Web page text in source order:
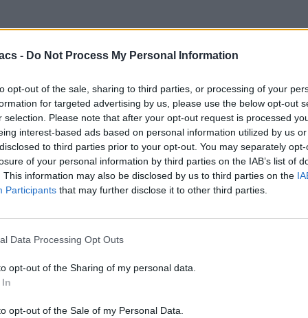
- Do Not Process My Personal Information
opt-out of the sale, sharing to third parties, or processing of your
for targeted advertising by us, please use the below opt-out
selection. Please note that after your opt-out request is processed
interest-based ads based on personal information utilized by us
to third parties prior to your opt-out. You may separately
of your personal information by third parties on the IAB’s list of
This information may also be disclosed by us to third parties on the
Participants that may further disclose it to other third parties.
Data Processing Opt Outs
opt-out of the Sharing of my personal data.
opt-out of the Sale of my Personal Data.
Ακολούθησέ μας στα social media και πρόσθεσέ μας στις